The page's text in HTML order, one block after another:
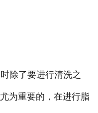
了要进行清洗之
为重要的，在进行脂